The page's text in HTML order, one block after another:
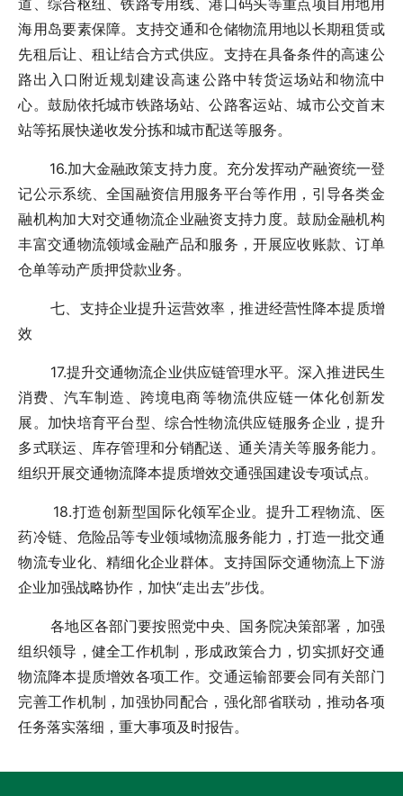
道、综合枢纽、铁路专用线、港口码头等重点项目用地用
海用岛要素保障。支持交通和仓储物流用地以长期租赁或
先租后让、租让结合方式供应。支持在具备条件的高速公
路出入口附近规划建设高速公路中转货运场站和物流中
心。鼓励依托城市铁路场站、公路客运站、城市公交首末
站等拓展快递收发分拣和城市配送等服务。
16.加大金融政策支持力度。充分发挥动产融资统一登
记公示系统、全国融资信用服务平台等作用，引导各类金
融机构加大对交通物流企业融资支持力度。鼓励金融机构
丰富交通物流领域金融产品和服务，开展应收账款、订单
仓单等动产质押贷款业务。
七、支持企业提升运营效率，推进经营性降本提质增
效
17.提升交通物流企业供应链管理水平。深入推进民生
消费、汽车制造、跨境电商等物流供应链一体化创新发
展。加快培育平台型、综合性物流供应链服务企业，提升
多式联运、库存管理和分销配送、通关清关等服务能力。
组织开展交通物流降本提质增效交通强国建设专项试点。
18.打造创新型国际化领军企业。提升工程物流、医
药冷链、危险品等专业领域物流服务能力，打造一批交通
物流专业化、精细化企业群体。支持国际交通物流上下游
企业加强战略协作，加快“走出去”步伐。
各地区各部门要按照党中央、国务院决策部署，加强
组织领导，健全工作机制，形成政策合力，切实抓好交通
物流降本提质增效各项工作。交通运输部要会同有关部门
完善工作机制，加强协同配合，强化部省联动，推动各项
任务落实落细，重大事项及时报告。